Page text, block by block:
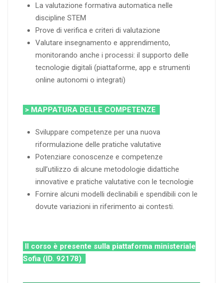
La valutazione formativa automatica nelle
discipline STEM
Prove di verifica e criteri di valutazione
Valutare insegnamento e apprendimento,
monitorando anche i processi: il supporto delle
tecnologie digitali (piattaforme, app e strumenti
online autonomi o integrati)
> MAPPATURA DELLE COMPETENZE
Sviluppare competenze per una nuova
riformulazione delle pratiche valutative
Potenziare conoscenze e competenze
sull’utilizzo di alcune metodologie didattiche
innovative e pratiche valutative con le tecnologie
Fornire alcuni modelli declinabili e spendibili con le
dovute variazioni in riferimento ai contesti.
Il corso è presente sulla piattaforma ministeriale
Sofia (ID. 92178)